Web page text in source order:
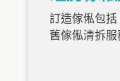
訂造傢俬包
舊傢俬清拆